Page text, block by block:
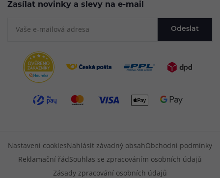
Zasílat novinky a slevy na e-mail
Odeslat
Nastavení cookiesNahlásit závadný obsahObchodní podmínky
Reklamační řádSouhlas se zpracováním osobních údajů
Zásady zpracování osobních údajů